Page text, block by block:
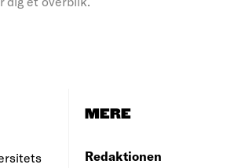
MERE
Redaktionen